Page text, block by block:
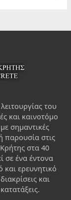
του
και καινοτόμο
σημαντικές
παρουσία στις
στα 40
σε ένα έντονα
και ερευνητικό
και